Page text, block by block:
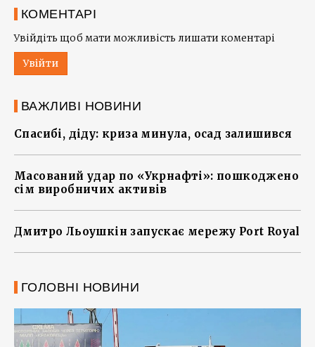
КОМЕНТАРІ
Увійдіть щоб мати можливість лишати коментарі
Увійти
ВАЖЛИВІ НОВИНИ
Спасибі, діду: криза минула, осад залишився
Масований удар по «Укрнафті»: пошкоджено
сім виробничих активів
Дмитро Льоушкін запускає мережу Port Royal
ГОЛОВНІ НОВИНИ